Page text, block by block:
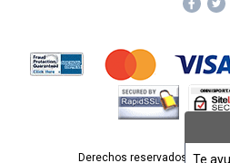
Te
Derechos reservados para